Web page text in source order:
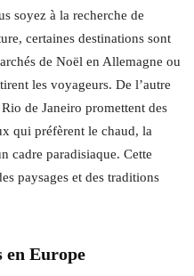
soyez à la recherche de
certaines destinations sont
de Noël en Allemagne ou
les voyageurs. De l’autre
de Janeiro promettent des
qui préfèrent le chaud, la
cadre paradisiaque. Cette
paysages et des traditions
en Europe